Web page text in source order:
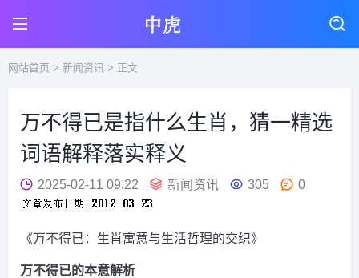
网站首页 > 新闻资讯 > 正文
万不得已是指什么生肖，猜一精选
词语解释落实释义
2025-02-11 09:22 新闻资讯 305 0
《万不得已：生肖寓意与生活哲理的交织》
万不得已的本意解析